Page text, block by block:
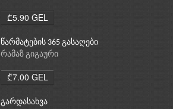
₾5.90 GEL
წარმატების 365 გასაღები
რამაზ გიგაური
₾7.00 GEL
გარდასახვა